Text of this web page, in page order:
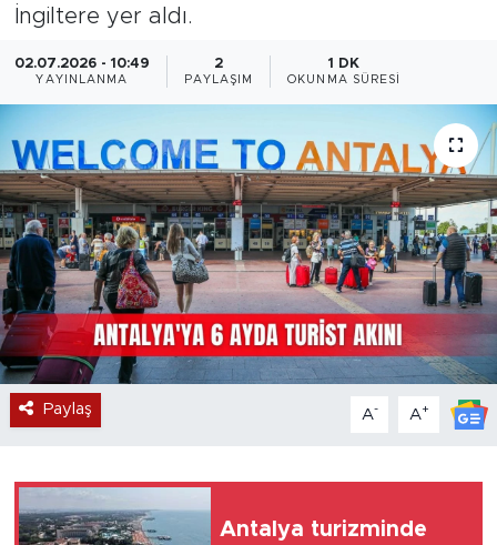
İngiltere yer aldı.
02.07.2026 - 10:49
YAYINLANMA
2
PAYLAŞIM
1 DK
OKUNMA SÜRESI
Paylaş A- A+
Antalya turizminde
Resmi İlanlar
Sağlık
Spor
Turizm